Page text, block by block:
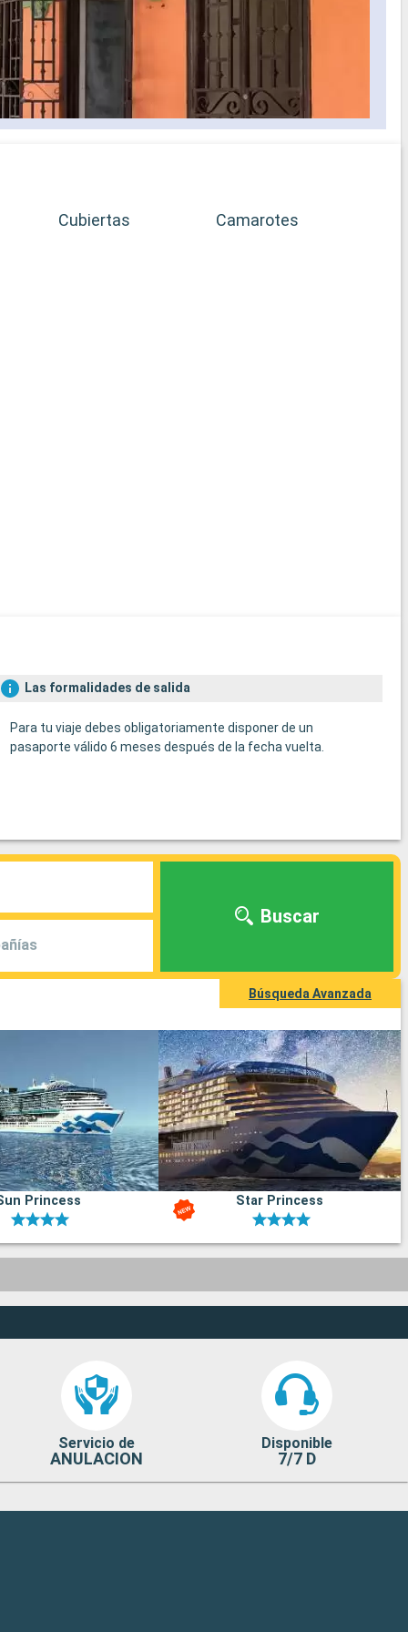
Cubiertas Camarotes
Las formalidades de salida
Para tu viaje debes obligatoriamente disponer de un
pasaporte válido 6 meses después de la fecha vuelta.
Buscar
Búsqueda Avanzada
Princess Star Princess
Servicio de
ANULACION
Disponible
7/7 D